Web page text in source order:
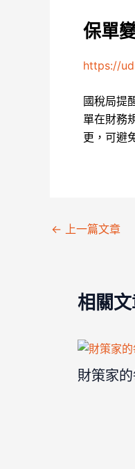
保單
https://
國稅局提
單在財務
更，可避
← 上一篇文章
相關
財策家